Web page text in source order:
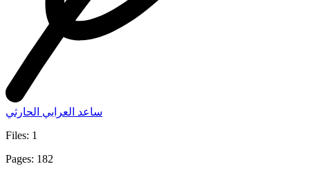
ساعد العرابي الحارثي
Files: 1
Pages: 182